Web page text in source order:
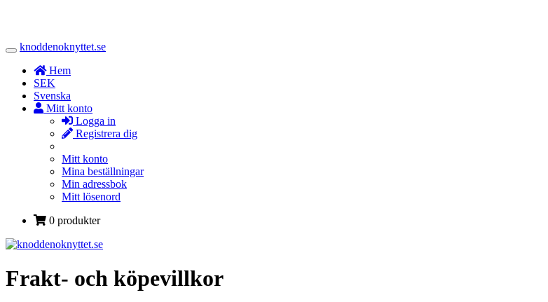
Toggle
Navigation
knoddenoknyttet.se
Hem
SEK
Svenska
Mitt konto
Logga in
Registrera dig
Mitt konto
Mina beställningar
Min adressbok
Mitt lösenord
0 produkter
Frakt- och köpevillkor